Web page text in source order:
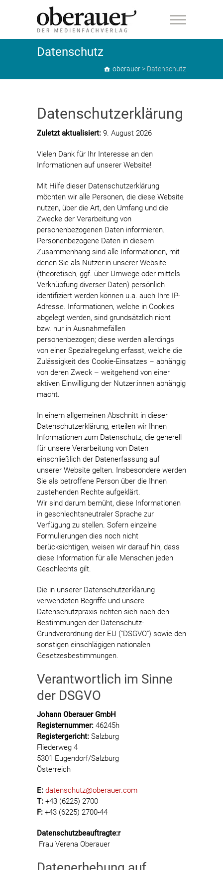
oberauer
Datenschutz
oberauer> Datenschutz
Datenschutzerklärung
Zuletzt aktualisiert: 9. August 2026
Vielen Dank für Ihr Interesse an den
Informationen auf unserer Website!
Mit Hilfe dieser Datenschutzerklärung
möchten wir alle Personen, die diese Website
nutzen, über die Art, den Umfang und die
Zwecke der Verarbeitung von
personenbezogenen Daten informieren.
Personenbezogene Daten in diesem
Zusammenhang sind alle Informationen, mit
denen Sie als Nutzer:in unserer Website
(theoretisch, ggf. über Umwege oder mittels
Verknüpfung diverser Daten) persönlich
identifiziert werden können u.a. auch Ihre IP-
Adresse. Informationen, welche in Cookies
abgelegt werden, sind grundsätzlich nicht
bzw. nur in Ausnahmefällen
personenbezogen; diese werden allerdings
von einer Spezialregelung erfasst, welche die
Zulässigkeit des Cookie-Einsatzes – abhängig
von deren Zweck – weitgehend von einer
aktiven Einwilligung der Nutzer:innen abhängig
macht.
In einem allgemeinen Abschnitt in dieser
Datenschutzerklärung, erteilen wir Ihnen
Informationen zum Datenschutz, die generell
für unsere Verarbeitung von Daten
einschließlich der Datenerfassung auf
unserer Website gelten. Insbesondere werden
Sie als betroffene Person über die Ihnen
zustehenden Rechte aufgeklärt.
Wir sind darum bemüht, diese Informationen
in geschlechtsneutraler Sprache zur
Verfügung zu stellen. Sofern einzelne
Formulierungen dies noch nicht
berücksichtigen, weisen wir darauf hin, dass
diese Information für alle Menschen jeden
Geschlechts gilt.
Die in unserer Datenschutzerklärung
verwendeten Begriffe und unsere
Datenschutzpraxis richten sich nach den
Bestimmungen der Datenschutz-
Grundverordnung der EU ("DSGVO") sowie den
sonstigen einschlägigen nationalen
Gesetzesbestimmungen.
Verantwortlich im Sinne
der DSGVO
Johann Oberauer GmbH
Registernummer: 46245h
Registergericht: Salzburg
Fliederweg 4
5301 Eugendorf/Salzburg
Österreich
E: datenschutz@oberauer.com
T: +43 (6225) 2700
F: +43 (6225) 2700-44
Datenschutzbeauftragte:r
Frau Verena Oberauer